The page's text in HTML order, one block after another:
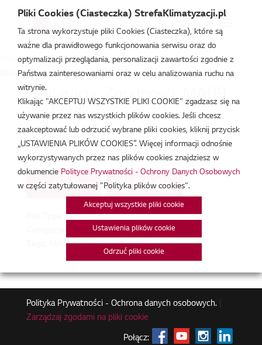
Strefa Klimatyzacji /Deklaracja Zgodności/
Deklaracja_Zgodnosci_MA09AH1.pdf
Deklaracja_Zgodnosci_MA09
AH1.pdf
lut 18, 2026
Pobierz Podgląd
pdf
Deklaracja Zgodności
MA09AH1
Polityka Prywatności - Ochrona danych osobowych.|
Zarządzaj zgodami na pliki cookie
Połącz:
Pliki Cookies (Ciasteczka) StrefaKlimatyzacji.pl
Ta strona wykorzystuje pliki Cookies (Ciasteczka), które są
ważne dla prawidłowego funkcjonowania serwisu oraz do
optymalizacji przeglądania, personalizacji zawartości zgodnie z
Państwa zainteresowaniami oraz w celu analizowania ruchu na
witrynie.
Klikając "AKCEPTUJ WSZYSTKIE PLIKI COOKIE" zgadzasz się na
używanie przez nas wszystkich plików cookies. Jeśli chcesz
zaakceptować lub odrzucić wybrane pliki cookies, kliknij przycisk
„USTAWIENIA PLIKÓW COOKIES”. Więcej informacji odnośnie
wykorzystywanych przez nas plików cookies znajdziesz w
dokumencie Polityce Prywatności - Ochrony Danych Osobowych
w części zatytułowanej "Polityka plików cookies".
Akceptuj wszystkie pliki cookie
Ustawienia plików cookie
Odrzuć pliki cookie